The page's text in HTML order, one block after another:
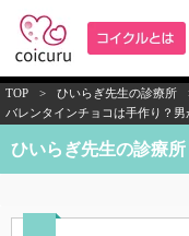
TOP > ひいらぎ先生の診療所
バレンタインチョコは手作り？
ひいらぎ先生の診療所